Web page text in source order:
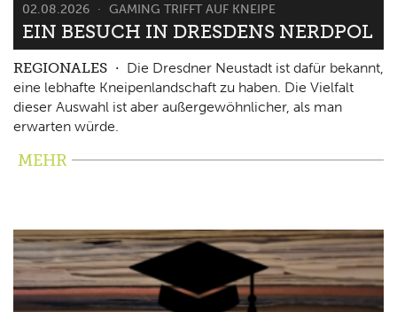
02.08.2026 GAMING TRIFFT AUF KNEIPE
EIN BESUCH IN DRESDENS NERDPOL
REGIONALES
Die Dresdner Neustadt ist dafür bekannt,
eine lebhafte Kneipenlandschaft zu haben. Die Vielfalt
dieser Auswahl ist aber außergewöhnlicher, als man
erwarten würde.
MEHR